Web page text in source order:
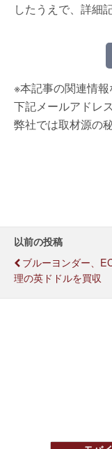
したうえで、詳細
※本記事の関連情
下記メールアドレ
弊社では取材源の
以前の投稿
ブルーヨンダー、
理の英ドドルを買収